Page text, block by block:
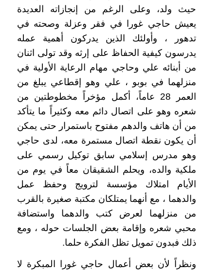
حيث ولد، وعلى الرغم من إنجازاته العديدة
يعيش حاجي غورا في فقر وعزلة وصحته في
تدهور ، وأولئك الذين يدركون أهمية عمله
يدرسون كيفية الحفاظ على إرثه وقد تولى اثنان
من أبنائه علي وحاجي مهام الرعاية الأولية في
منزلهما في بوبو ، علي وهو إقطاعي يبلغ من
العمر 28 عاماً، أكمل مؤخراً مخطوطتين من
شعره وهو على اتصال دائم معه وكثيراً ما يتأكد
من أن هاتف والدهم مفتوح باستمرار حتى يمكن
أن يكون نقطة اتصال مستمرة معه، لدى حاجي
وهو مدرس إسلامي سابق توكيل رسمي على
ملكية والده، ويحلم الشقيقان معاً في يوم من
الأيام امتلاك مؤسسة لترويج وحفظ عمل
والدهما ، مع أنهما يمتلكان مكتبة صغيرة بالقرب
من منزلهما لعرض كتب والدهما واستضافة
محبي شعره وإقامة بعض الجلسات حوله ، ومع
ذلك فبدون تمويل تظل الفكرة حلما.
ونظراً لأن بعض أعمال حاجي غورا المبكرة لا